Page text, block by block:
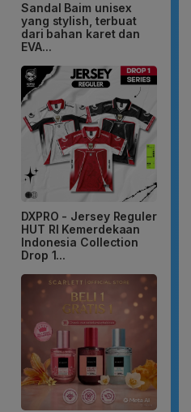
Sandal Baim unisex
yang stylish, terbuat
dari bahan karet dan
EVA...
DXPRO - Jersey Reguler
HUT RI Kemerdekaan
Indonesia Collection
Drop 1...